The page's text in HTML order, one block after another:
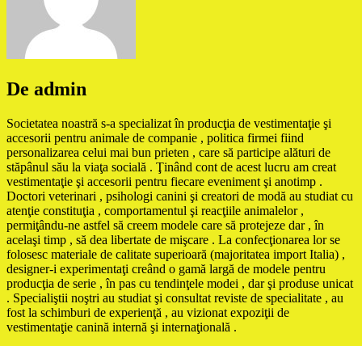
De admin
Societatea noastră s-a specializat în producţia de vestimentaţie şi
accesorii pentru animale de companie , politica firmei fiind
personalizarea celui mai bun prieten , care să participe alături de
stăpânul său la viaţa socială . Ţinând cont de acest lucru am creat
vestimentaţie şi accesorii pentru fiecare eveniment şi anotimp .
Doctori veterinari , psihologi canini şi creatori de modă au studiat cu
atenţie constituţia , comportamentul şi reacţiile animalelor ,
permiţându-ne astfel să creem modele care să protejeze dar , în
acelaşi timp , să dea libertate de mişcare . La confecţionarea lor se
folosesc materiale de calitate superioară (majoritatea import Italia) ,
designer-i experimentaţi creând o gamă largă de modele pentru
producţia de serie , în pas cu tendinţele modei , dar şi produse unicat
. Specialiştii noştri au studiat şi consultat reviste de specialitate , au
fost la schimburi de experienţă , au vizionat expoziţii de
vestimentaţie canină internă şi internaţională .